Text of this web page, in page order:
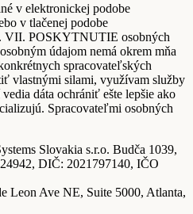
v elektronickej podobe
v tlačenej podobe
VII. POSKYTNUTIE osobných
údajom nemá okrem mňa
spracovateľských
vlastnými silami, využívam služby
dáta ochrániť ešte lepšie ako
Spracovateľmi osobných
Slovakia s.r.o. Budča 1039,
DIČ: 2021797140, IČO
Leon Ave NE, Suite 5000, Atlanta,